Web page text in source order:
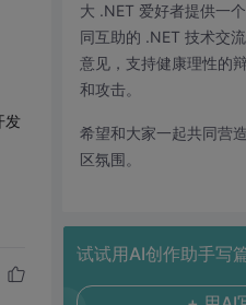
发
大 .NET 爱好者提供一
同互助的 .NET 技术交
意见，支持健康理性的
和攻击。
希望和大家一起共同营
区氛围。
试试用AI创作助手写